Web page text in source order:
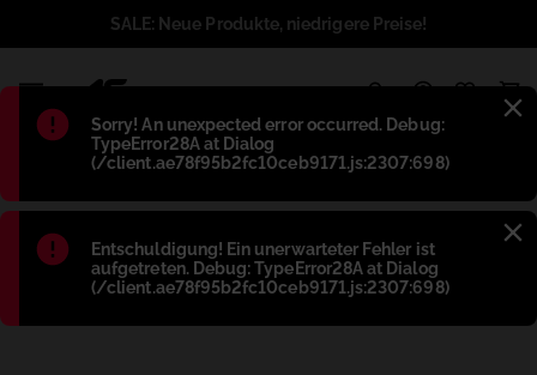
Błąd:
Sorry! An unexpected error occurred. Debug:
TypeError28A at Dialog
(/client.ae78f95b2fc10ceb9171.js:2307:698)
Błąd:
Entschuldigung! Ein unerwarteter Fehler ist
aufgetreten. Debug: TypeError28A at Dialog
(/client.ae78f95b2fc10ceb9171.js:2307:698)
SALE: Neue Produkte, niedrigere Preise!